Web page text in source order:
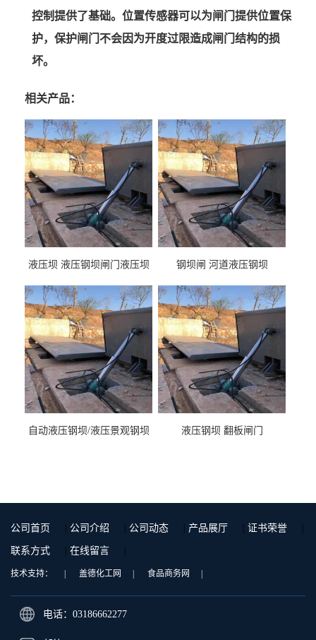
控制提供了基础。位置传感器可以为闸门提供位置保
护，保护闸门不会因为开度过限造成闸门结构的损
坏。
相关产品：
液压坝 液压钢坝闸门液压坝
钢坝闸 河道液压钢坝
自动液压钢坝/液压景观钢坝 液压钢坝 翻板闸门
公司首页 公司介绍 公司动态 产品展厅 证书荣誉
联系方式 在线留言
技术支持： 盖德化工网 食品商务网
电话：03186662277